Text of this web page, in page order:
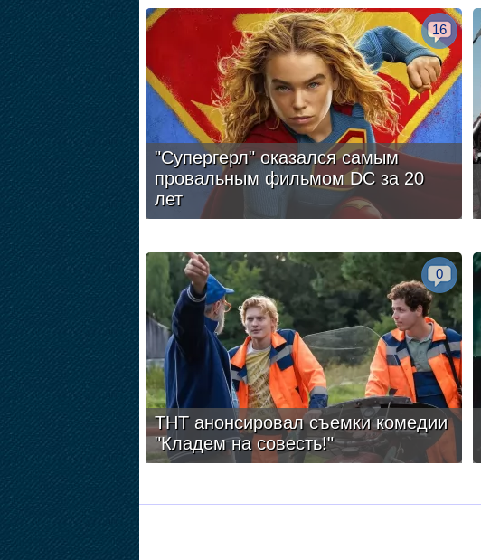
"Супергерл" оказался самым
провальным фильмом DC за 20
лет
16
ТНТ анонсировал съемки комедии
"Кладем на совесть!"
0